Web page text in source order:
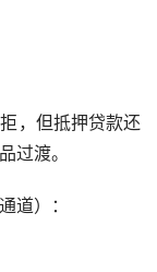
，但抵押贷款还
过渡。
道）：